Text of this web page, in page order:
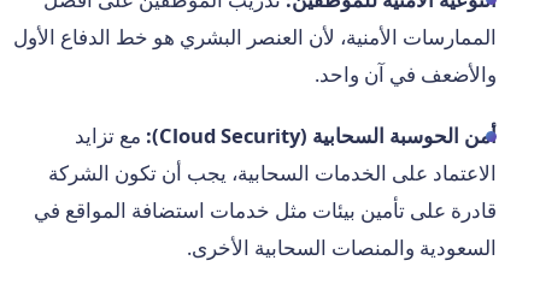
الممارسات الأمنية، لأن العنصر البشري هو خط الدفاع الأول
والأضعف في آن واحد.
أمن الحوسبة السحابية (Cloud Security):
مع تزايد
الاعتماد على الخدمات السحابية، يجب أن تكون الشركة
قادرة على تأمين بيئات مثل خدمات استضافة المواقع في
السعودية والمنصات السحابية الأخرى.